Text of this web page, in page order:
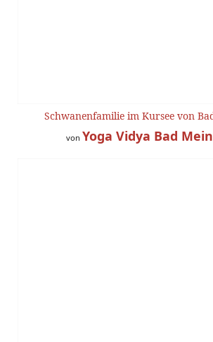
Schwanenfamilie im Kursee von
von Yoga Vidya Bad